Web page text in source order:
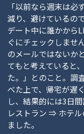
「以前なら週末は
減り、避けているの
デート中に誰かから
ぐにチェックしませ
のメールではないか
てもと考えていると
た。」とのこと。調
べた上で、帰宅が遅
し、結果的には3日
レストラン ⇒ ホテ
ました。